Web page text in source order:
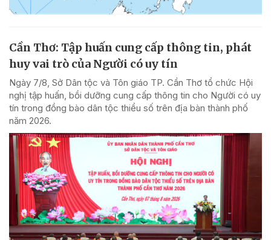
Cần Thơ: Tập huấn cung cấp thông tin, phát
huy vai trò của Người có uy tín
Ngày 7/8, Sở Dân tộc và Tôn giáo TP. Cần Thơ tổ chức Hội
nghị tập huấn, bồi dưỡng cung cấp thông tin cho Người có uy
tín trong đồng bào dân tộc thiểu số trên địa bàn thành phố
năm 2026.